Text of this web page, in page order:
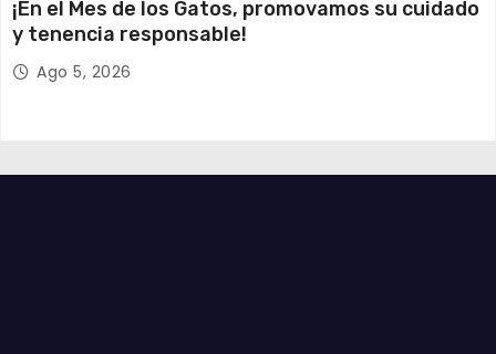
¡En el Mes de los Gatos, promovamos su cuidado
y tenencia responsable!
Ago 5, 2026